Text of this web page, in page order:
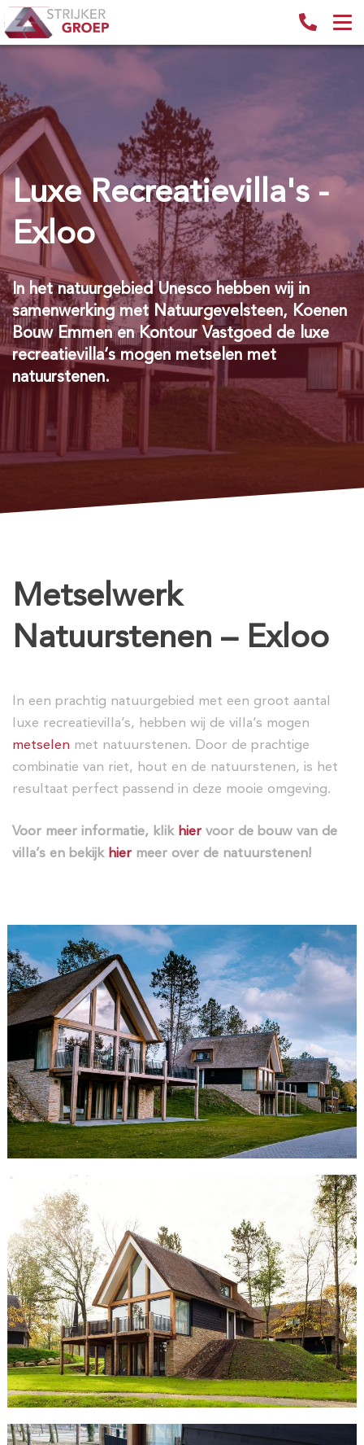
Luxe Recreatievilla's -
Exloo
In het natuurgebied Unesco hebben wij in
samenwerking met Natuurgevelsteen, Koenen
Bouw Emmen en Kontour Vastgoed de luxe
recreatievilla’s mogen metselen met
natuurstenen.
Metselwerk
Natuurstenen – Exloo
In een prachtig natuurgebied met een groot aantal
luxe recreatievilla’s, hebben wij de villa’s mogen
metselen met natuurstenen. Door de prachtige
combinatie van riet, hout en de natuurstenen, is het
resultaat perfect passend in deze mooie omgeving.
Voor meer informatie, klik hier voor de bouw van de
villa’s en bekijk hier meer over de natuurstenen!